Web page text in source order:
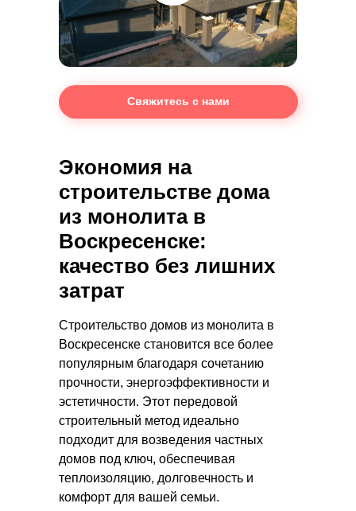
Свяжитесь с нами
Экономия на
строительстве дома
из монолита в
Воскресенске:
качество без лишних
затрат
Строительство домов из монолита в
Воскресенске становится все более
популярным благодаря сочетанию
прочности, энергоэффективности и
эстетичности. Этот передовой
строительный метод идеально
подходит для возведения частных
домов под ключ, обеспечивая
теплоизоляцию, долговечность и
комфорт для вашей семьи.